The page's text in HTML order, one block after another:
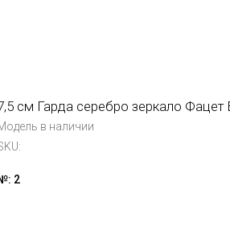
см Гарда серебро зеркало Фацет
в наличии
2